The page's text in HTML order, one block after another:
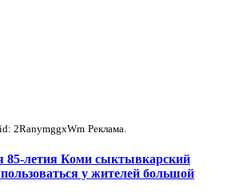
2RanymggxWm Реклама.
85-летия Коми сыктывкарский
у жителей большой